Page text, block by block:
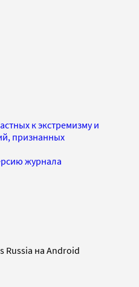
к экстремизму и
признанных
журнала
на Android